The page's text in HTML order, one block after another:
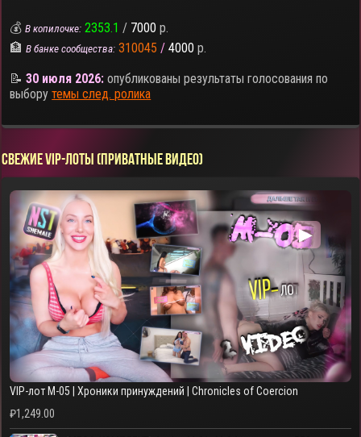
💰В копилочке: 2353.1 / 7000 р.
🏦В банке сообщества: 310045 / 4000 р.
📝30 июля 2026: опубликованы результаты голосования по
выборутемы след. ролика
СВЕЖИЕ VIP-ЛОТЫ (ПРИВАТНЫЕ ВИДЕО)
▶
VIP-лот M-05 | Хроники принуждений | Chronicles of Coercion
₽1,249.00